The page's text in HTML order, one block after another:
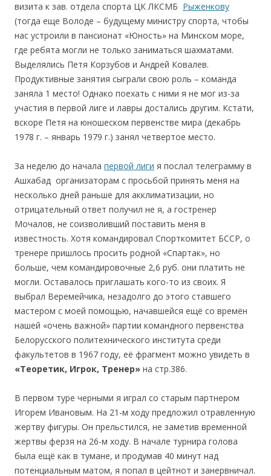
визита к зав. отдела спорта ЦК ЛКСМБ Рыженкову
(тогда еще Володе – будущему министру спорта, чтобы
нас устроили в пансионат «Юность» на Минском море,
где ребята могли не только заниматься шахматами.
Выделялись Петя Корзубов и Андрей Ковалев.
Продуктивные занятия сыграли свою роль – команда
заняла 1 место! Однако поехать с ними я не мог из-за
участия в первой лиге и лавры достались другим. Кстати,
вскоре Петя на юношеском первенстве мира (декабрь
1978 г. – январь 1979 г.) занял четвертое место.
За неделю до начала первой лиги я послал телеграмму в
Ашхабад организаторам с просьбой принять меня на
несколько дней раньше для акклиматизации, но
отрицательный ответ получил не я, а гостренер
Мочалов, не соизволивший поставить меня в
известность. Хотя командировал Спорткомитет БССР, о
тренере пришлось просить родной «Спартак», но
больше, чем командировочные 2,6 руб. они платить не
могли. Оставалось приглашать кого-то из своих. Я
выбрал Веремейчика, незадолго до этого ставшего
мастером с моей помощью, начавшейся ещё со времён
нашей «очень важной» партии командного первенства
Белорусского политехнического института среди
факультетов в 1967 году, её фрагмент можно увидеть в
«Теоретик, Игрок, Тренер» на стр.386.
В первом туре черными я играл со старым партнером
Игорем Ивановым. На 21-м ходу предложил отравленную
жертву фигуры. Он прельстился, не заметив временной
жертвы ферзя на 26-м ходу. В начале турнира голова
была ещё как в тумане, и продумав 40 минут над
потенциальным матом, я попал в цейтнот и занервничал.